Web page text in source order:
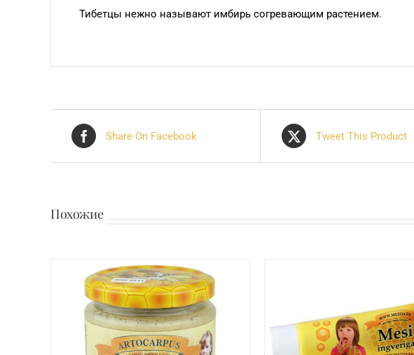
Тибетцы нежно называют имбирь согревающим растением.
Share On Facebook Tweet This Product
Похожие